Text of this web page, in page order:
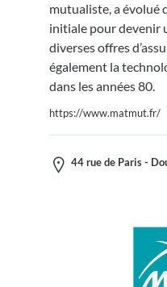
mutualiste, a évolué
initiale pour devenir
diverses offres
également la
dans les années 80.
https://www.matmut.fr/
44 rue de Paris -